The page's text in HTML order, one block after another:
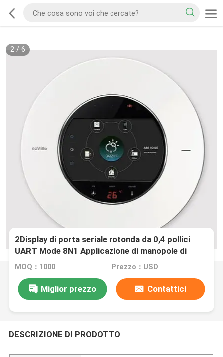
2/ 6
2Display di porta seriale rotonda da 0,4 pollici
UART Mode 8N1 Applicazione di manopole di
elettrodomestici,65K (65536) Colori
MOQ：1000 Prezzo：USD
Miglior prezzo Contattici
DESCRIZIONE DI PRODOTTO